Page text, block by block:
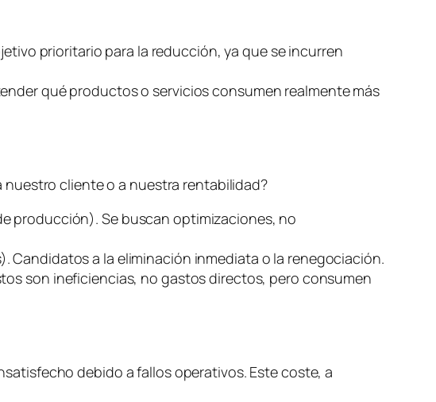
prioritario para la reducción, ya que se incurren
qué productos o servicios consumen realmente más
cliente o a nuestra rentabilidad?
producción). Se buscan optimizaciones, no
Candidatos a la eliminación inmediata o la renegociación.
son ineficiencias, no gastos directos, pero consumen
debido a fallos operativos. Este coste, a